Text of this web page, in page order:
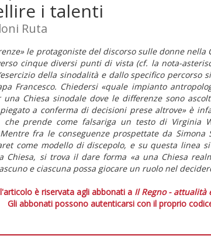
i talenti
Ruta
le protagoniste del discorso sulle donne nella
cinque diversi punti di vista (cf. la nota-
della sinodalità e dallo specifico percorso
Francesco. Chiedersi «quale impianto
una Chiesa sinodale dove le differenze sono
a conferma di decisioni prese altrove» è
che prende come falsariga un testo di Virginia
fra le conseguenze prospettate da
come modello di discepolo, e su questa linea
Chiesa, si trova il dare forma «a una Chiesa
e ciascuna possa giocare un ruolo nel
è riservata agli abbonati a Il Regno - attualità
Gli abbonati possono autenticarsi con il proprio